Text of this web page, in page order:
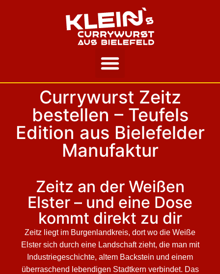
Currywurst Zeitz
bestellen – Teufels
Edition aus Bielefelder
Manufaktur
Zeitz an der Weißen
Elster – und eine Dose
kommt direkt zu dir
Zeitz liegt im Burgenlandkreis, dort wo die Weiße
Elster sich durch eine Landschaft zieht, die man mit
Industriegeschichte, altem Backstein und einem
überraschend lebendigen Stadtkern verbindet. Das